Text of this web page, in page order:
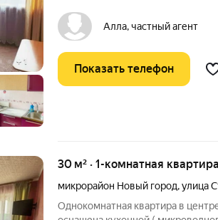
+ 1
комнатой, постельными
парфюмерией.
Алла, частный агент
Показать телефон
30 м² · 1-комнатная
микрорайон Новый город,улица
Однокомнатная квартира в